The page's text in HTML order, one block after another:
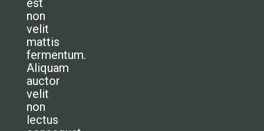
est
non
velit
mattis
fermentum.
Aliquam
auctor
velit
non
lectus